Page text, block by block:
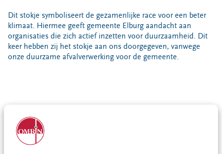
Werken bij
Voor gemeenten
Dit stokje symboliseert de gezamenlijke race voor een beter
klimaat. Hiermee geeft gemeente Elburg aandacht aan
organisaties die zich actief inzetten voor duurzaamheid. Dit
keer hebben zij het stokje aan ons doorgegeven, vanwege
onze duurzame afvalverwerking voor de gemeente.
het stokje in ontvangst mag nemen. Daar zijn we meer dan
trots op. Tijdens hun bezoek maakten zij een afvalreis door
onze sorteerinstallaties. Zo kregen zij een uniek kijkje in hoe